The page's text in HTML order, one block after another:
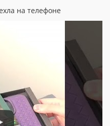
на телефоне